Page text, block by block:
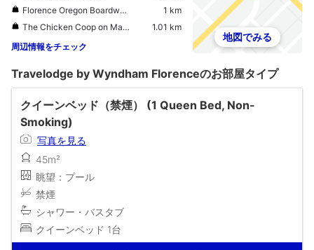
Florence Oregon Boardwalk Market
1 km
The Chicken Coop on Maple
1.01 km
周辺情報をチェック
地図でみる
Travelodge by Wyndham Florenceのお部屋タイプ
クイーンベッド（禁煙） (1 Queen Bed, Non-
Smoking)
写真を見る
45m²
眺望：プール
禁煙
シャワー・バスタブ
クイーンベッド 1台